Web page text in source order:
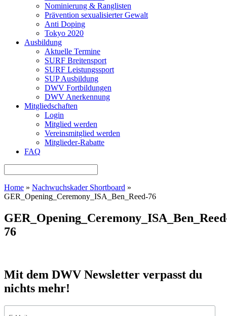
Nominierung & Ranglisten
Prävention sexualisierter Gewalt
Anti Doping
Tokyo 2020
Ausbildung
Aktuelle Termine
SURF Breitensport
SURF Leistungssport
SUP Ausbildung
DWV Fortbildungen
DWV Anerkennung
Mitgliedschaften
Login
Mitglied werden
Vereinsmitglied werden
Mitglieder-Rabatte
FAQ
Home » Nachwuchskader Shortboard »
GER_Opening_Ceremony_ISA_Ben_Reed-76
76
Mit dem DWV Newsletter verpasst du
nichts mehr!